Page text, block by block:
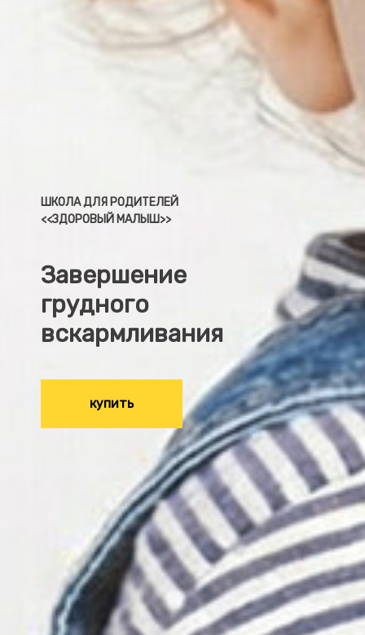
ШКОЛА ДЛЯ РОДИТЕЛЕЙ
<<ЗДОРОВЫЙ МАЛЫШ>>
Завершение
грудного
вскармливания
купить